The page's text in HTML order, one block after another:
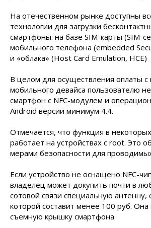
На отечественном рынке доступны
технологии для загрузки
смартфоны: на базе SIM-карты (SIM-
мобильного телефона (embedded
и «облака» (Host Card Emulation, HCE)
В целом для осуществления оплаты
мобильного девайса пользователю
смартфон с NFC-модулем и
Android версии минимум 4.4.
Отмечается, что функция в
работает на устройствах с root. Это
мерами безопасности для
Если устройство не оснащено NFC-
владелец может докупить почти в
сотовой связи специальную антенну,
которой составит менее 100 руб. Она
съемную крышку смартфона.